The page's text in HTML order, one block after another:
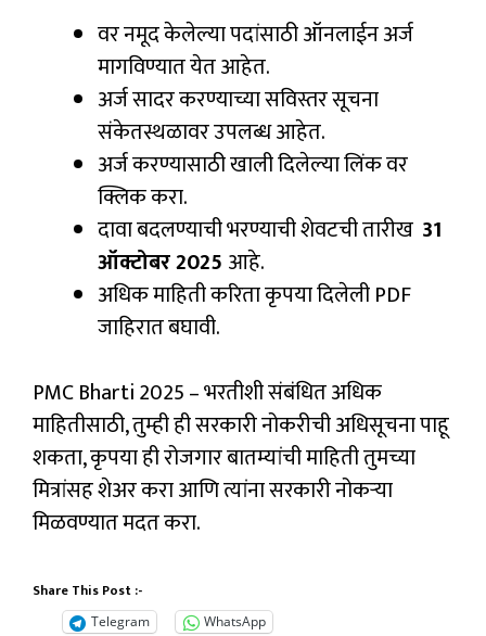
वर नमूद केलेल्या पदांसाठी ऑनलाईन अर्ज
मागविण्यात येत आहेत.
अर्ज सादर करण्याच्या सविस्तर सूचना
संकेतस्थळावर उपलब्ध आहेत.
अर्ज करण्यासाठी खाली दिलेल्या लिंक वर
क्लिक करा.
दावा बदलण्याची भरण्याची शेवटची तारीख 31
ऑक्टोबर 2025 आहे.
अधिक माहिती करिता कृपया दिलेली PDF
जाहिरात बघावी.
PMC Bharti 2025 – भरतीशी संबंधित अधिक
माहितीसाठी, तुम्ही ही सरकारी नोकरीची अधिसूचना पाहू
शकता, कृपया ही रोजगार बातम्यांची माहिती तुमच्या
मित्रांसह शेअर करा आणि त्यांना सरकारी नोकऱ्या
मिळवण्यात मदत करा.
Share This Post :-
Telegram WhatsApp